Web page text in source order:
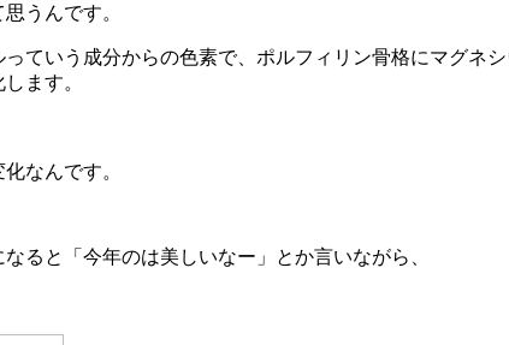
うんです。
ていう成分からの色素で、ポルフィリン骨格にマグ
ます。
なんです。
ると「今年のは美しいなー」とか言いながら、